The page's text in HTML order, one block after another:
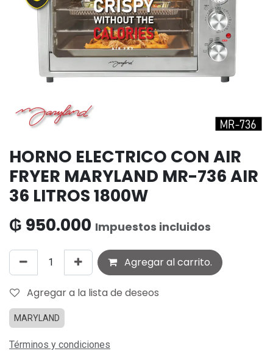
HORNO ELECTRICO CON AIR
FRYER MARYLAND MR-736 AIR
36 LITROS 1800W
₲ 950.000 Impuestos incluidos
Agregar al carrito.
Agregar a la lista de deseos
MARYLAND
Términos y condiciones